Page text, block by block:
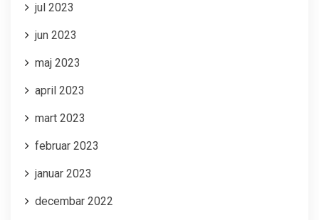
jul 2023
jun 2023
maj 2023
april 2023
mart 2023
februar 2023
januar 2023
decembar 2022